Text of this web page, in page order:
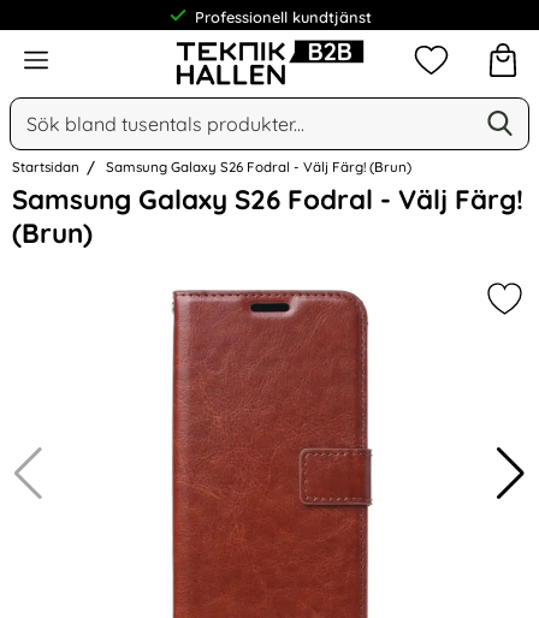
Professionell kundtjänst
Meny
Sök
Sök på Narse Group AB
Mina
Startsidan Samsung Galaxy S26 Fodral - Välj Färg! (Brun)
Samsung Galaxy S26 Fodral - Välj Färg!
(Brun)
Hoppa
över
Bilder